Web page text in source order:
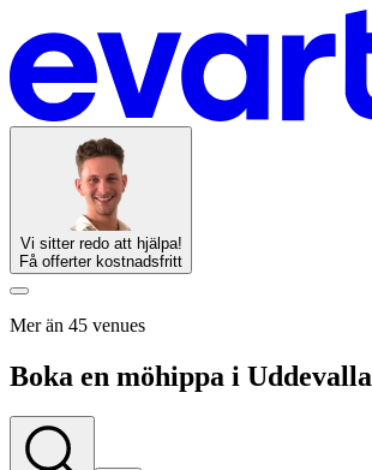
Vi sitter redo att hjälpa!
Få offerter kostnadsfritt
Mer än 45 venues
Boka en möhippa i Uddevalla